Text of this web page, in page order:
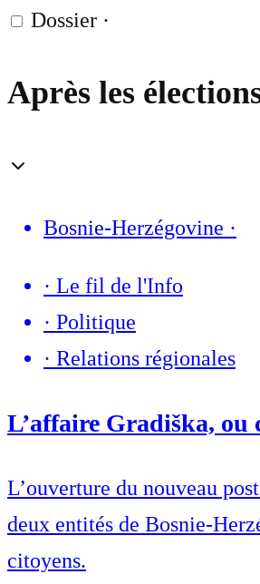
Dossier ·
Après les
Bosnie-Herzégovine ·
· Le fil de l'Info
· Politique
· Relations régionales
L’affaire Gradiška, ou
L’ouverture du nouveau
deux entités de Bosnie-
citoyens.